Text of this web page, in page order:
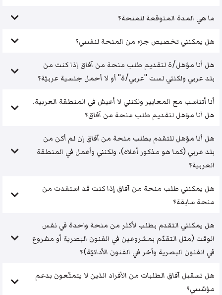
ما هي المدة المتوقعة للمنحة؟
هل يمكنني تخصيص جزء من المنحة لنفسي؟
هل أنا مؤهل/ة لتقديم طلب منحة من آفاق إذا كنت من
بلد عربي ولكنني لست "عربي/ة" أو لا أحمل جنسية عربيّة؟
أنا أتناسب مع المعايير ولكنني لا أعيش في المنطقة العربية.
هل أنا مؤهل لتقديم طلب منحة من آفاق؟
هل أنا مؤهل للتقدم بطلب منحة من آفاق إن لم أكن من
بلد عربي (كما هو مذكور أعلاه)، ولكنني وأعمل في المنطقة
العربية؟
هل يمكنني طلب منحة من آفاق إذا كنت قد استفدت من
منحة سابقة؟
هل يمكنني التقدم بطلب لأكثر من منحة واحدة في نفس
الوقت (مثل التقدّم بمشروعين في الفنون البصرية أو مشروع
في الفنون البصرية وآخر في الفنون الأدائيّة)؟
هل تسقبل آفاق الطلبات من الأفراد الذين لا يتمتّعون بدعم
مؤسّسي؟